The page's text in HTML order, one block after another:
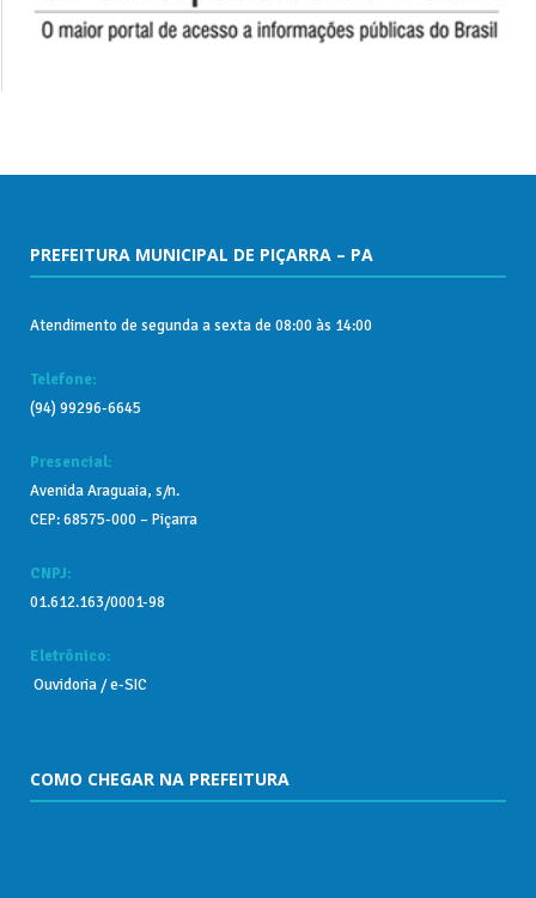
PREFEITURA MUNICIPAL DE PIÇARRA – PA
Atendimento de segunda a sexta de 08:00 às 14:00
Telefone:
(94) 99296-6645
Presencial:
Avenida Araguaia, s/n.
CEP: 68575-000 – Piçarra
CNPJ:
01.612.163/0001-98
Eletrônico:
Ouvidoria /e-SIC
COMO CHEGAR NA PREFEITURA